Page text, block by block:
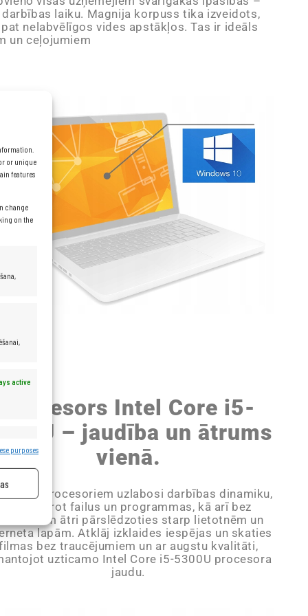
or unique
features
change
on the
active
purposes
laiku. Magnija korpuss tika izveidots,
nelabvēlīgos vides apstākļos. Tas ir ideāls
un ceļojumiem
Procesors Intel Core i5-
– jaudība un ātrums
vienā.
i5 procesoriem uzlabosi darbības dinamiku,
ātri atverot failus un programmas, kā arī bez
problēmām ātri pārslēdzoties starp lietotnēm un
lapām. Atklāj izklaides iespējas un skaties
bez traucējumiem un ar augstu kvalitāti,
uzticamo Intel Core i5-5300U procesora
jaudu.